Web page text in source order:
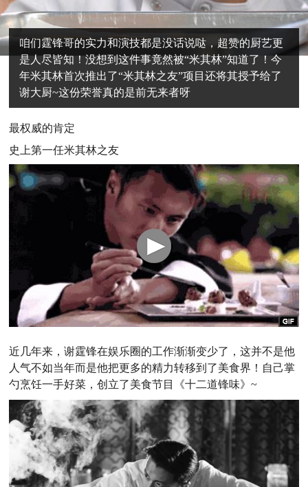
咱们霆锋哥的实力和演技都是没话说哒，超赞的厨艺更
是人尽皆知！没想到这件事竟然被“米其林”知道了！今
年米其林首次推出了“米其林之友”项目还将其授予给了
谢大厨~这份荣誉真的是前无来者呀
最权威的肯定
史上第一任米其林之友
近几年来，谢霆锋在娱乐圈的工作渐渐变少了，这并不是他
人气不如当年而是他把更多的精力转移到了美食界！自己掌
勺烹饪一手好菜，创立了美食节目《十二道锋味》~